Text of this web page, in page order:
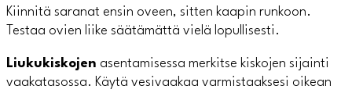
Kiinnitä saranat ensin oveen, sitten kaapin runkoon.
Testaa ovien liike säätämättä vielä lopullisesti.
Liukukiskojen asentamisessa merkitse kiskojen sijainti
vaakatasossa. Käytä vesivaakaa varmistaaksesi oikean